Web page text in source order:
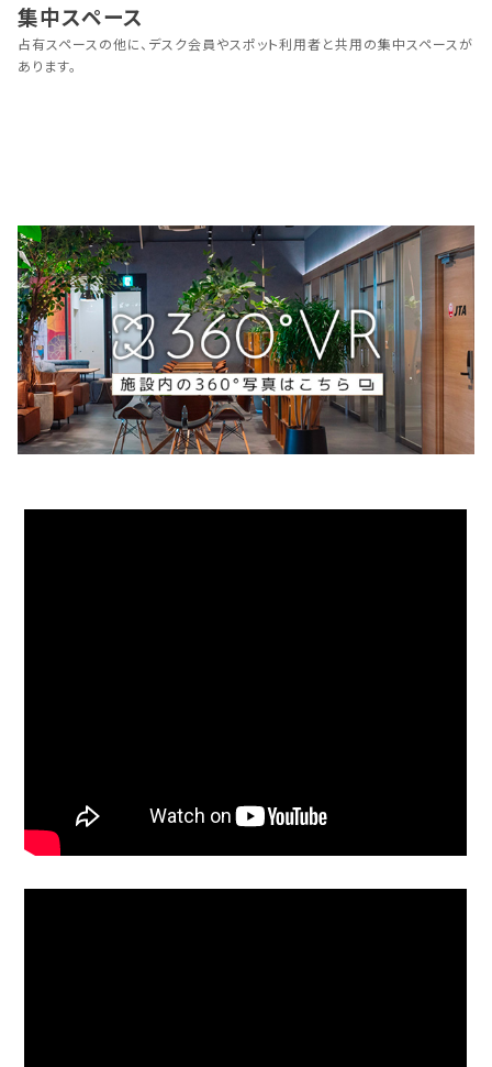
集中スペース
占有スペースの他に、デスク会員やスポット利用者と共用の集中スペースが
あります。